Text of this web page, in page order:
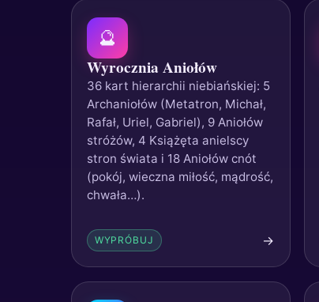
🔮
Wyrocznia Aniołów
36 kart hierarchii niebiańskiej: 5
Archaniołów (Metatron, Michał,
Rafał, Uriel, Gabriel), 9 Aniołów
stróżów, 4 Książęta anielscy
stron świata i 18 Aniołów cnót
(pokój, wieczna miłość, mądrość,
chwała…).
WYPRÓBUJ →